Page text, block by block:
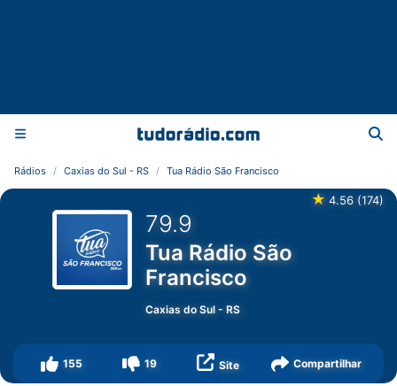
Rádios Caxias do Sul - RS Tua Rádio São Francisco
★ 4.56 (174)
79.9
Tua Rádio São
Francisco
Caxias do Sul -RS
155 19 Site Compartilhar